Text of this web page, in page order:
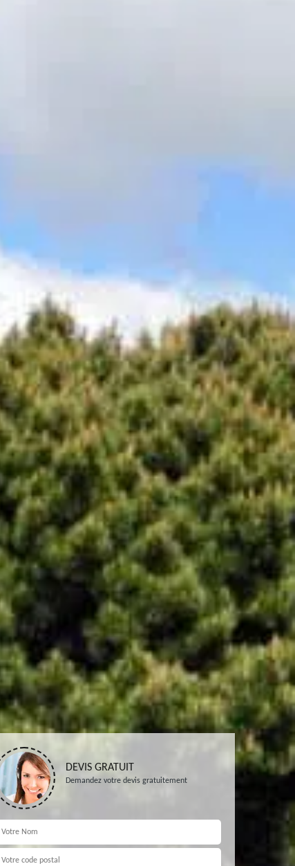
DEVIS GRATUIT
Demandez votre devis gratuitement